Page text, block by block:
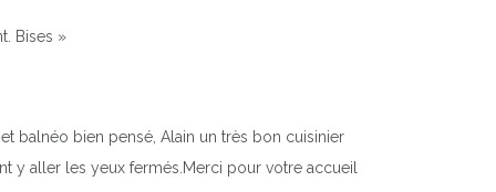
Bises »
balnéo bien pensé, Alain un très bon cuisinier
y aller les yeux fermés.Merci pour votre accueil